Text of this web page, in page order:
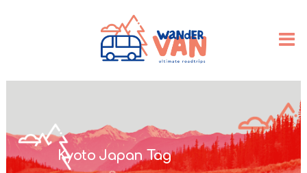
Kyoto Japan Tag